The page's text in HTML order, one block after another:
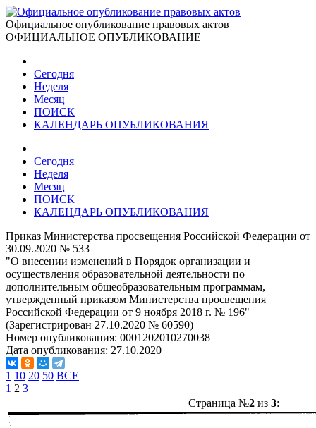
Официальное опубликование правовых актов
ОФИЦИАЛЬНОЕ ОПУБЛИКОВАНИЕ
Сегодня
Неделя
Месяц
ПОИСК
КАЛЕНДАРЬ ОПУБЛИКОВАНИЯ
Сегодня
Неделя
Месяц
ПОИСК
КАЛЕНДАРЬ ОПУБЛИКОВАНИЯ
Приказ Министерства просвещения Российской Федерации от
30.09.2020 № 533
"О внесении изменений в Порядок организации и
осуществления образовательной деятельности по
дополнительным общеобразовательным программам,
утвержденный приказом Министерства просвещения
Российской Федерации от 9 ноября 2018 г. № 196"
(Зарегистрирован 27.10.2020 № 60590)
Номер опубликования: 0001202010270038
Дата опубликования: 27.10.2020
1 10 20 50 ВСЕ
1 2 3
Страница №2из 3: